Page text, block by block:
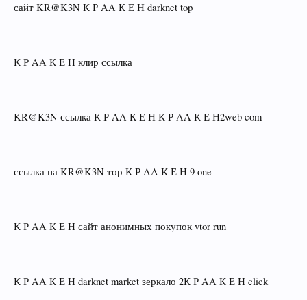
сайт KR@K3N К Р AA К Е Н darknet top
К Р AA К Е Н клир ссылка
KR@K3N ссылка К Р AA К Е Н К Р AA К Е Н2web com
ссылка на KR@K3N тор К Р AA К Е Н 9 one
К Р AA К Е Н сайт анонимных покупок vtor run
К Р AA К Е Н darknet market зеркало 2К Р AA К Е Н click